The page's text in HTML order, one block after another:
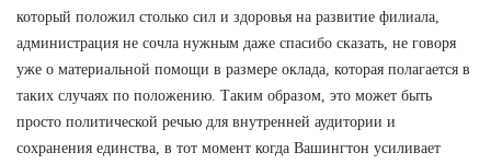
который положил столько сил и здоровья на развитие филиала,
администрация не сочла нужным даже спасибо сказать, не говоря
уже о материальной помощи в размере оклада, которая полагается в
таких случаях по положению. Таким образом, это может быть
просто политической речью для внутренней аудитории и
сохранения единства, в тот момент когда Вашингтон усиливает